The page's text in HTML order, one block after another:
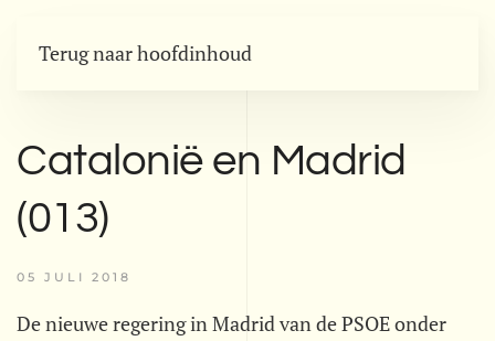
Terug naar hoofdinhoud
Catalonië en Madrid
(013)
05 JULI 2018
De nieuwe regering in Madrid van de PSOE onder